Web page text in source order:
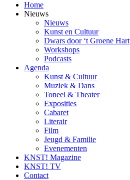
Home
Nieuws
Nieuws
Kunst en Cultuur
Dwars door ‘t Groene Hart
Workshops
Podcasts
Agenda
Kunst & Cultuur
Muziek & Dans
Toneel & Theater
Exposities
Cabaret
Literair
Film
Jeugd & Familie
Evenementen
KNST! Magazine
KNST! TV
Contact